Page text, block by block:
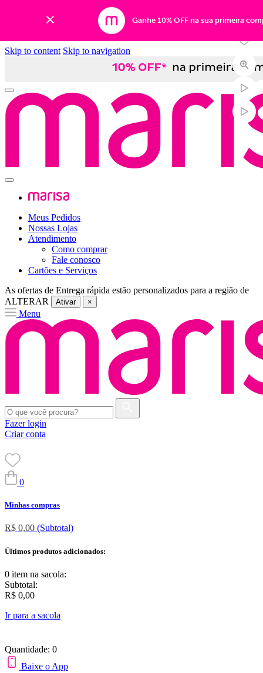
Ganhe 10% OFF na sua primeira
Skip to content Skip to navigation
Meus Pedidos
Nossas Lojas
Atendimento
Como comprar
Fale conosco
Cartões e Serviços
As ofertas de Entrega rápida estão personalizados para a região de
ALTERAR
Ativar ×
Menu
Fazer login
Criar conta
0
Minhas compras
R$ 0,00 (Subtotal)
Últimos produtos adicionados:
0 item na sacola:
Subtotal:
R$ 0,00
Ir para a sacola
Quantidade: 0
Baixe o App